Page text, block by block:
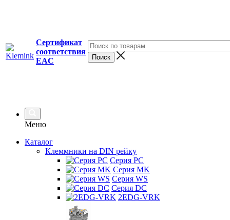
Сертификат
соответствия
EAC
Меню
Каталог
Клеммники на DIN рейку
Серия PC
Серия MK
Серия WS
Серия DC
2EDG-VRK